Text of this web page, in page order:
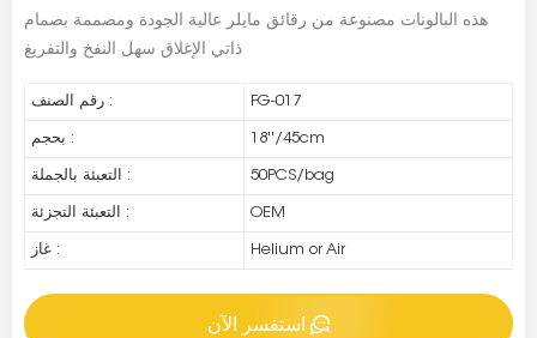
هذه البالونات مصنوعة من رقائق مايلر عالية الجودة ومصممة بصمام
ذاتي الإغلاق سهل النفخ والتفريغ
رقم الصنف : FG-017
بحجم : 18''/45cm
التعبئة بالجملة : 50PCS/bag
التعبئة التجزئة : OEM
غاز : Helium or Air
استفسر الآن